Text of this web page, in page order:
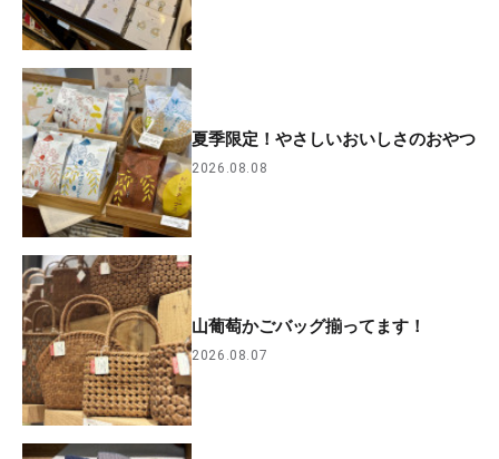
夏季限定！やさしいおいしさのおやつ
2026.08.08
山葡萄かごバッグ揃ってます！
2026.08.07